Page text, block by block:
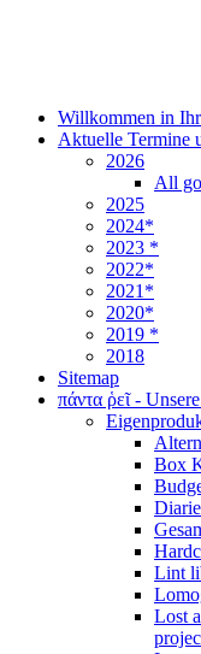
Willkommen in
Aktuelle Termine
2026
All
2025
2024*
2023 *
2022*
2021*
2020*
2019 *
2018
Sitemap
πάντα ῥεῖ -
Box
Lint
Lost